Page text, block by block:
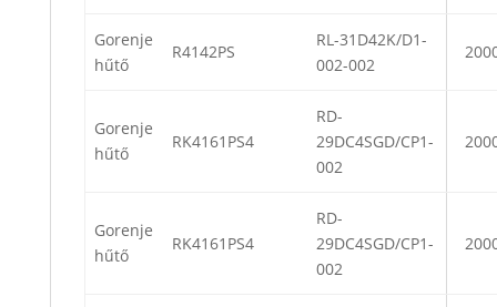
Gorenje
hűtő
R4142PS
RL-31D42K/D1-
002-002
Gorenje
hűtő
RK4161PS4
RD-
29DC4SGD/CP1-
002
Gorenje
hűtő
RK4161PS4
RD-
29DC4SGD/CP1-
002